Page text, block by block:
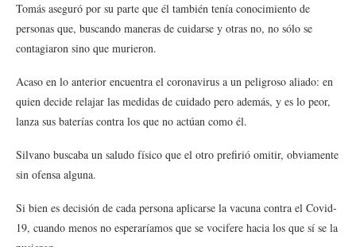
Tomás aseguró por su parte que él también tenía conocimiento de
personas que, buscando maneras de cuidarse y otras no, no sólo se
contagiaron sino que murieron.
Acaso en lo anterior encuentra el coronavirus a un peligroso aliado: en
quien decide relajar las medidas de cuidado pero además, y es lo peor,
lanza sus baterías contra los que no actúan como él.
Silvano buscaba un saludo físico que el otro prefirió omitir, obviamente
sin ofensa alguna.
Si bien es decisión de cada persona aplicarse la vacuna contra el Covid-
19, cuando menos no esperaríamos que se vocifere hacia los que sí se la